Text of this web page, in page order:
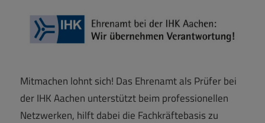
Mitmachen lohnt sich! Das Ehrenamt als Prüfer bei
der IHK Aachen unterstützt beim professionellen
Netzwerken, hilft dabei die Fachkräftebasis zu